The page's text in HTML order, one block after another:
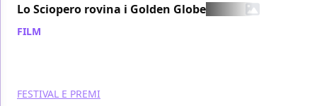
Lo Sciopero rovina i Golden Globe
FILM
FESTIVAL E PREMI